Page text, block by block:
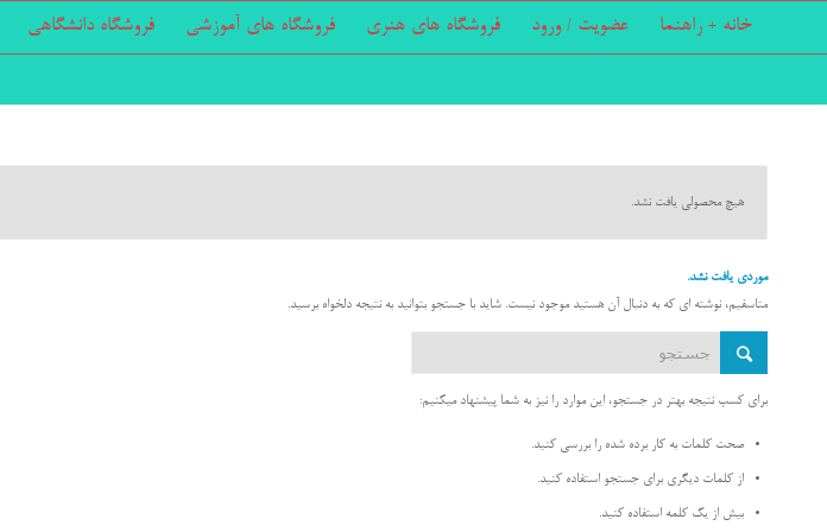
خانه + راهنما عضویت / ورود فروشگاه های هنری فروشگاه های آموزشی فروشگاه دانشگاهی
هیچ محصولی یافت نشد.
موردی یافت نشد.
متاسفیم، نوشته ای که به دنبال آن هستید موجود نیست. شاید با جستجو بتوانید به نتیجه دلخواه برسید.
برای کسب نتیجه بهتر در جستجو، این موارد را نیز به شما پیشنهاد میکنیم:
صحت کلمات به کار برده شده را بررسی کنید.
از کلمات دیگری برای جستجو استفاده کنید.
بیش از یک کلمه استفاده کنید.